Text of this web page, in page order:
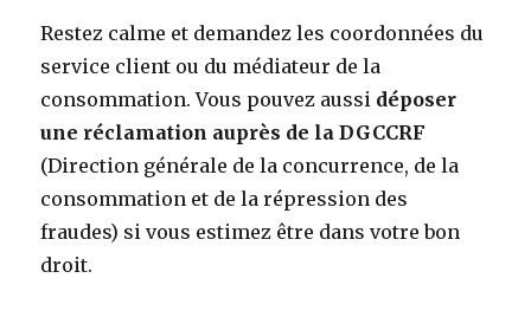
Restez calme et demandez les coordonnées du
service client ou du médiateur de la
consommation. Vous pouvez aussi déposer
une réclamation auprès de la DGCCRF
(Direction générale de la concurrence, de la
consommation et de la répression des
fraudes) si vous estimez être dans votre bon
droit.